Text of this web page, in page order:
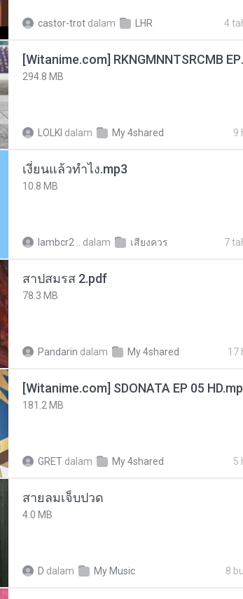
castor-trot dalam LHR 4
294.8 MB
LOLKI dalam My 4shared 9
เงี่ยนแล้วทำไง.mp3
10.8 MB
lambcr2 .. dalam เสียงควร 7
สาปสมรส 2.pdf
78.3 MB
Pandarin dalam My 4shared 17
[Witanime.com] SDONATA EP 05
181.2 MB
GRET dalam My 4shared 5
สายลมเจ็บปวด
4.0 MB
D dalam My Music 8